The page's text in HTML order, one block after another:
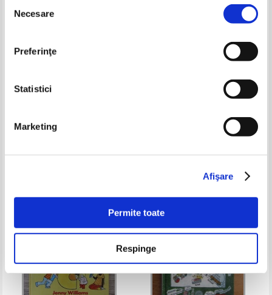
consimțământului
Necesare
Preferinţe
Statistici
Marketing
Afişare
Permite toate
Respinge
und Raghu deine lameraden aud
Lei